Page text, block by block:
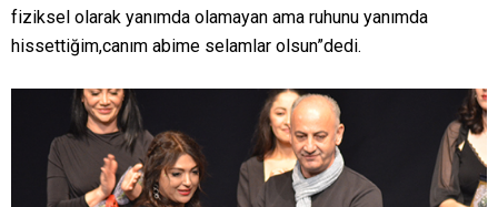
fiziksel olarak yanımda olamayan ama ruhunu yanımda
hissettiğim,canım abime selamlar olsun”dedi.